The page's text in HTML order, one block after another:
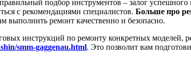
подбор инструментов – залог успешного
с рекомендациями специалистов. Больше про
выполнить ремонт качественно и безопасно.
инструкций по ремонту конкретных моделей,
smm-gaggenau.html. Это позволит вам